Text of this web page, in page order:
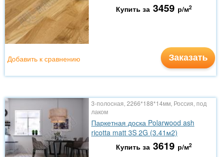
Купить за 3459 р/м2
Заказать
Добавить к сравнению
3-полосная, 2266*188*14мм, Россия, под
лаком
Паркетная доска Polarwood ash
ricotta matt 3S 2G (3.41м2)
Купить за 3619 р/м2